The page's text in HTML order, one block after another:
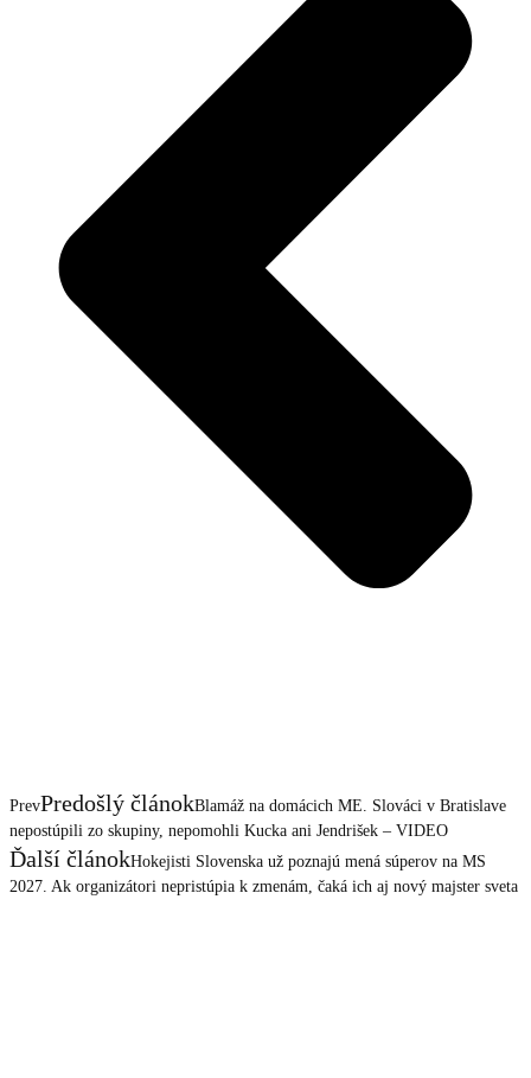
PrevPredošlý článokBlamáž na domácich ME. Slováci v Bratislave
nepostúpili zo skupiny, nepomohli Kucka ani Jendrišek – VIDEO
Ďalší článokHokejisti Slovenska už poznajú mená súperov na MS
2027. Ak organizátori nepristúpia k zmenám, čaká ich aj nový majster sveta